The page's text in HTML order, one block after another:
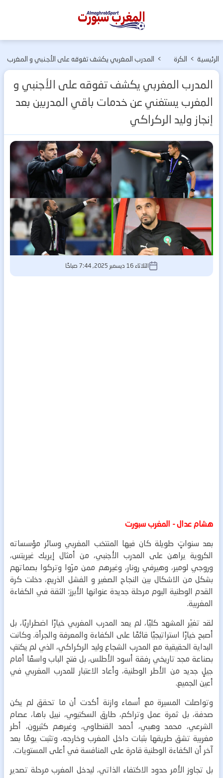
المغرب
الرئيسية > الكرة
> المدرب المغربي يكشف تفوقه على الأجنبي و المغرب
يستغني عن خدمات باقي المدربين بعد إنجاز وليد
الركراكي
المدرب المغربي يكشف تفوقه على الأجنبي و
المغرب يستغني عن خدمات باقي المدربين بعد
إنجاز وليد الركراكي
الثلاثاء 16 ديسمبر 2025, 7:44 صباحًا
هشام عدال - المغرب سبورت
بعد سنواتٍ طويلة كان فيها المنتخب المغربي وسائر مؤسساته
الكروية يراهن على المدرب الأجنبي، من أمثال إيريك غيريتس،
وروجي لومير، وهيرفي رونار، وغيرهم ممن مرّوا وتركوا بصماتهم
بشكل من الاشكال بين النجاح الصغير و الفشل الذريع، دخلت كرة
القدم الوطنية اليوم مرحلة جديدة عنوانها الأبرز: الثقة في الكفاءة
المغربية.
لقد تغيّر المشهد كليًا، لم يعد المدرب المغربي خيارًا اضطراريًا، بل
أصبح خيارًا استراتيجيًا قائمًا على الكفاءة والمعرفة والجرأة. وكانت
البداية الحقيقية مع المدرب الشجاع وليد الركراكي، الذي لم يكتفِ
بصناعة مجد تاريخي رفقة أسود الأطلس، بل فتح الباب واسعًا أمام
جيلٍ جديد من الأطر الوطنية، وأعاد الاعتبار للمدرب المغربي في
أعين الجميع.
وتواصلت المسيرة مع أسماء وازنة أكدت أن ما تحقق لم يكن
صدفة، بل ثمرة عمل وتراكم، طارق السكتيوي، نبيل باها، عصام
الشرعي، محمد وهبي، أحمد القنطاوي، وغيرهم كثيرون، أطر
مغربية تشق طريقها بثبات داخل المغرب وخارجه، وتثبت يومًا بعد
آخر أن الكفاءة الوطنية قادرة على المنافسة في أعلى المستويات.
بل تجاوز الأمر حدود الاكتفاء الذاتي، ليدخل المغرب مرحلة تصدير